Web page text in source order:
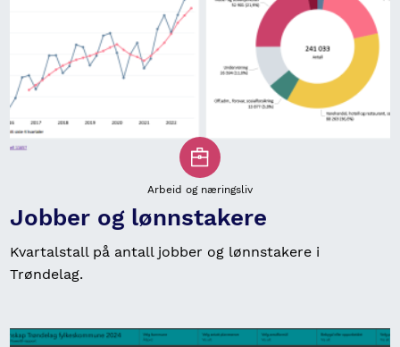
Arbeid og næringsliv
Jobber og lønnstakere
Kvartalstall på antall jobber og lønnstakere i
Trøndelag.